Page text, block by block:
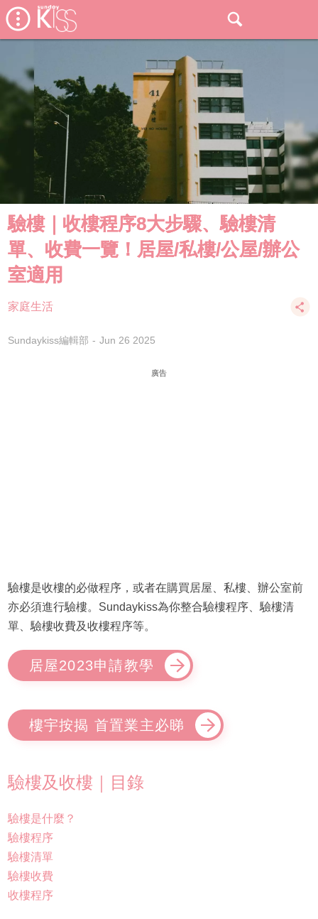
驗樓｜收樓程序8大步驟、驗樓清
單、收費一覽！居屋/私樓/公屋/辦公
室適用
家庭生活
Sundaykiss編輯部 Jun 26 2025
廣告
驗樓是收樓的必做程序，或者在購買居屋、私樓、辦公室前
亦必須進行驗樓。Sundaykiss為你整合驗樓程序、驗樓清
單、驗樓收費及收樓程序等。
居屋2023申請教學
樓宇按揭 首置業主必睇
驗樓及收樓｜目錄
驗樓是什麼？
驗樓程序
驗樓清單
驗樓收費
收樓程序